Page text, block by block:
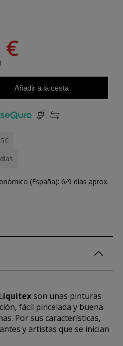
€
Añadir a la cesta
(España): 6/9 días aprox.
son unas pinturas
fácil pincelada y buena
Por sus características,
y artistas que se inician